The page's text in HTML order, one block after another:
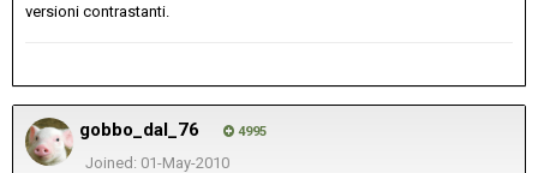
versioni contrastanti.
gobbo_dal_76 4995
Joined: 01-May-2010